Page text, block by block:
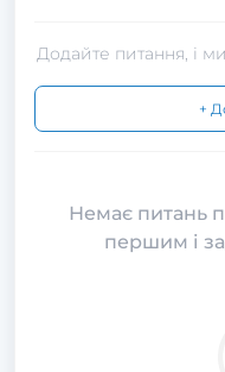
Додайте питання, і
+
Немає питань
першим і